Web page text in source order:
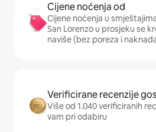
Cijene noćenja od
Cijene noćenja u
San Lorenzo u prosjeku se
naviše (bez poreza i
Verificirane recenzije
Više od 1.040 verificiranih
vam pri odabiru